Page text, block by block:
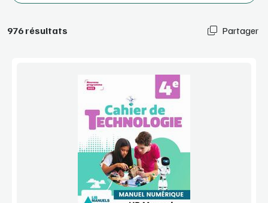
976 résultats Partager
Voir la démo
Extrait